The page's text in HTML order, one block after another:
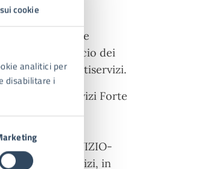
cookie
analitici per
disabilitare i
da intervenire
Per il rilascio dei
l’Azienda Multiservizi.
Multiservizi Forte
SERVIZIO-
Multiservizi, in